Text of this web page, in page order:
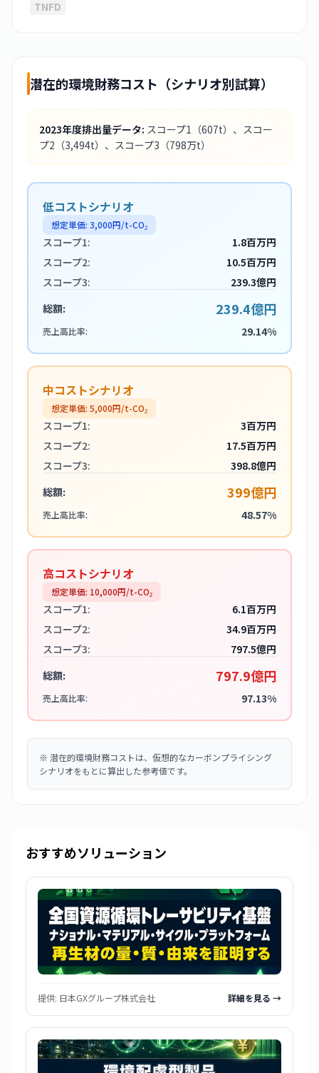
TNFD
潜在的環境財務コスト（シナリオ別試算）
2023年度排出量データ: スコープ1 （607t） 、スコー
プ2 （3,494t） 、スコープ3 （798万t）
低コストシナリオ
想定単価: 3,000円/t-CO₂
スコープ1:
1.8百万円
スコープ2:
10.5百万円
スコープ3:
239.3億円
総額:
239.4億円
売上高比率: 29.14%
中コストシナリオ
想定単価: 5,000円/t-CO₂
スコープ1:
3百万円
スコープ2:
17.5百万円
スコープ3:
398.8億円
総額:
399億円
売上高比率: 48.57%
高コストシナリオ
想定単価: 10,000円/t-CO₂
スコープ1:
6.1百万円
スコープ2:
34.9百万円
スコープ3:
797.5億円
総額:
797.9億円
売上高比率: 97.13%
※ 潜在的環境財務コストは、仮想的なカーボンプライシング
シナリオをもとに算出した参考値です。
おすすめソリューション
提供: 日本GXグループ株式会社 詳細を見る →